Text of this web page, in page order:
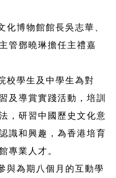
化博物館館長吳志華、
管鄧曉琳擔任主禮嘉
校學生及中學生為對
及導賞實踐活動，培訓
，研習中國歷史文化意
識和興趣，為香港培育
專業人才。
與為期八個月的互動學